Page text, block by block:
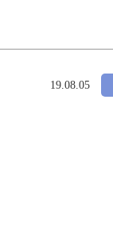
19.08.05